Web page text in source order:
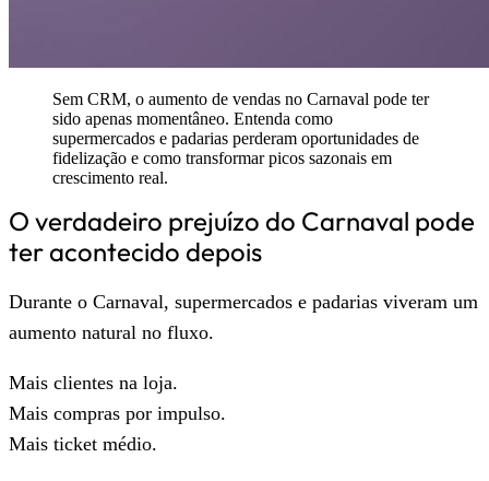
Sem CRM, o aumento de vendas no Carnaval pode ter
sido apenas momentâneo. Entenda como
supermercados e padarias perderam oportunidades de
fidelização e como transformar picos sazonais em
crescimento real.
O verdadeiro prejuízo do Carnaval pode
ter acontecido depois
Durante o Carnaval, supermercados e padarias viveram um
aumento natural no fluxo.
Mais clientes na loja.
Mais compras por impulso.
Mais ticket médio.